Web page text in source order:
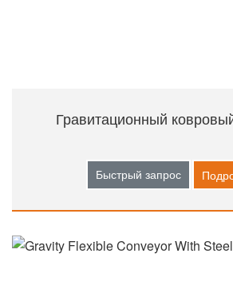
Гравитационный
Быстрый запрос